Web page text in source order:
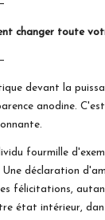
changer toute
devant la
anodine.
fourmille
déclaration
félicitations,
état intérieur,